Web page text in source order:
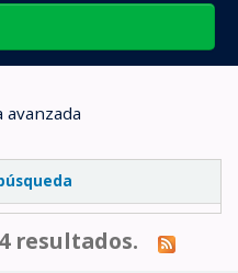
avanzada
resultados.